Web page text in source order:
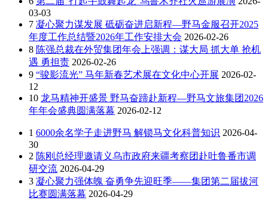
03-03
7 凝心聚力谋发展 砥砺奋进启新程—野马金服召开2025
年度工作总结暨2026年工作安排大会 2026-02-26
8 陈强总裁在外贸集团年会上强调：谋大局 抓大单 抢机
遇 勇担责 2026-02-26
9 “骏影流光” 马年新春艺术展在文化中心开展 2026-02-
12
10 龙马精神开盛景 野马奋蹄赴新程—野马文旅集团2026
年年会盛典圆满落幕 2026-02-12
1 6000余名学子走进野马 解锁马文化科普知识 2026-04-
30
2 陈刚总经理邀请义乌市政府来疆考察团赴吐鲁番市调
研交流 2026-04-29
3 凝心聚力强体魄 奋勇争先迎旺季——集团第二届拔河
比赛圆满落幕 2026-04-29